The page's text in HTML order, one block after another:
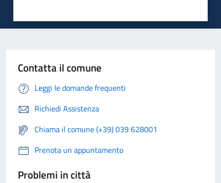
Contatta il comune
Leggi le domande frequenti
Richiedi Assistenza
Chiama il comune (+39) 039 628001
Prenota un appuntamento
Problemi in città